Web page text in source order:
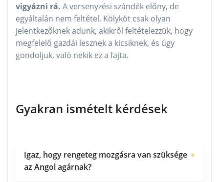
vigyázni rá. A versenyzési szándék előny, de
egyáltalán nem feltétel. Kölyköt csak olyan
jelentkezőknek adunk, akikről feltételezzük, hogy
megfelelő gazdái lesznek a kicsiknek, és úgy
gondoljuk, való nekik ez a fajta.
Gyakran ismételt kérdések
Igaz, hogy rengeteg mozgásra van szüksége
az Angol agárnak?
+